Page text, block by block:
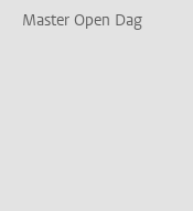
Master Open Dag